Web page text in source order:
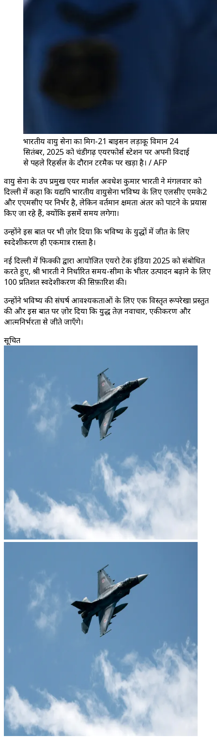
भारतीय वायु सेना का मिग-21 बाइसन लड़ाकू विमान 24
सितंबर, 2025 को चंडीगढ़ एयरफोर्स स्टेशन पर अपनी विदाई
से पहले रिहर्सल के दौरान टरमैक पर खड़ा है। / AFP
वायु सेना के उप प्रमुख एयर मार्शल अवधेश कुमार भारती ने मंगलवार को
दिल्ली में कहा कि यद्यपि भारतीय वायुसेना भविष्य के लिए एलसीए एमके2
और एएमसीए पर निर्भर है, लेकिन वर्तमान क्षमता अंतर को पाटने के प्रयास
किए जा रहे हैं, क्योंकि इसमें समय लगेगा।
उन्होंने इस बात पर भी ज़ोर दिया कि भविष्य के युद्धों में जीत के लिए
स्वदेशीकरण ही एकमात्र रास्ता है।
नई दिल्ली में फिक्की द्वारा आयोजित एयरो टेक इंडिया 2025 को संबोधित
करते हुए, श्री भारती ने निर्धारित समय-सीमा के भीतर उत्पादन बढ़ाने के लिए
100 प्रतिशत स्वदेशीकरण की सिफ़ारिश की।
उन्होंने भविष्य की संघर्ष आवश्यकताओं के लिए एक विस्तृत रूपरेखा प्रस्तुत
की और इस बात पर ज़ोर दिया कि युद्ध तेज़ नवाचार, एकीकरण और
आत्मनिर्भरता से जीते जाएँगे।
सूचित